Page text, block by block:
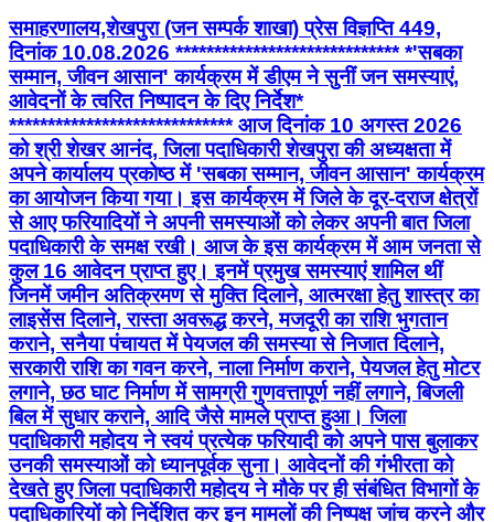
समाहरणालय,शेखपुरा (जन सम्पर्क शाखा) प्रेस विज्ञप्ति 449,
दिनांक 10.08.2026 ***************************** *'सबका
सम्मान, जीवन आसान' कार्यक्रम में डीएम ने सुनीं जन समस्याएं,
आवेदनों के त्वरित निष्पादन के दिए निर्देश*
***************************** आज दिनांक 10 अगस्त 2026
को श्री शेखर आनंद, जिला पदाधिकारी शेखपुरा की अध्यक्षता में
अपने कार्यालय प्रकोष्ठ में 'सबका सम्मान, जीवन आसान' कार्यक्रम
का आयोजन किया गया। इस कार्यक्रम में जिले के दूर-दराज क्षेत्रों
से आए फरियादियों ने अपनी समस्याओं को लेकर अपनी बात जिला
पदाधिकारी के समक्ष रखी। आज के इस कार्यक्रम में आम जनता से
कुल 16 आवेदन प्राप्त हुए। इनमें प्रमुख समस्याएं शामिल थीं
जिनमें जमीन अतिक्रमण से मुक्ति दिलाने, आत्मरक्षा हेतु शास्त्र का
लाइसेंस दिलाने, रास्ता अवरूद्ध करने, मजदूरी का राशि भुगतान
कराने, सनैया पंचायत में पेयजल की समस्या से निजात दिलाने,
सरकारी राशि का गवन करने, नाला निर्माण कराने, पेयजल हेतु मोटर
लगाने, छठ घाट निर्माण में सामग्री गुणवत्तापूर्ण नहीं लगाने, बिजली
बिल में सुधार कराने, आदि जैसे मामले प्राप्त हुआ। जिला
पदाधिकारी महोदय ने स्वयं प्रत्येक फरियादी को अपने पास बुलाकर
उनकी समस्याओं को ध्यानपूर्वक सुना। आवेदनों की गंभीरता को
देखते हुए जिला पदाधिकारी महोदय ने मौके पर ही संबंधित विभागों के
पदाधिकारियों को निर्देशित कर इन मामलों की निष्पक्ष जांच करने और